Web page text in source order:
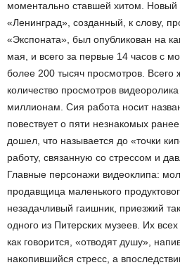
моментально ставшей хитом. Новый
«Ленинград», созданный, к слову,
«Экспоната», был опубликован на
мая, и всего за первые 14 часов с
более 200 тысяч просмотров. Всего
количество просмотров
миллионам. Сия работа носит
повествует о пяти незнакомых
дошел, что называется до «точки
работу, связанную со стрессом и
Главные персонажи видеоклипа:
продавщица маленького
незадачливый гаишник, приезжий
одного из Питерских музеев. Их
как говорится, «отводят душу»,
накопившийся стресс, а